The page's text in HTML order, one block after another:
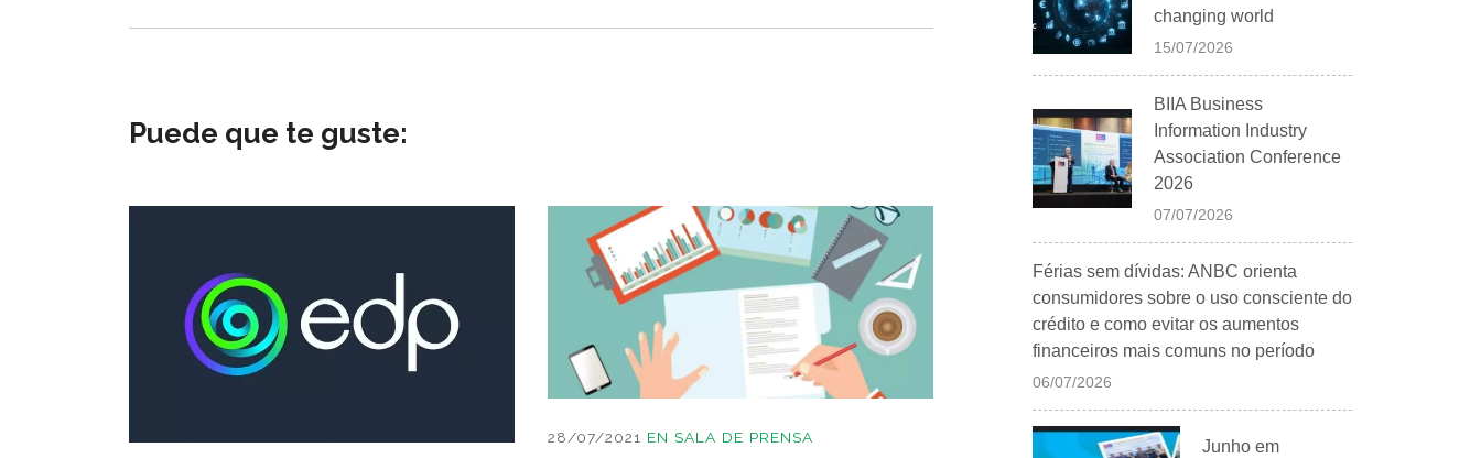
Puede que te guste:
28/07/2021 EN SALA DE PRENSA
changing world
15/07/2026
BIIA Business
Information Industry
Association Conference
2026
07/07/2026
Férias sem dívidas: ANBC orienta
consumidores sobre o uso consciente do
crédito e como evitar os aumentos
financeiros mais comuns no período
06/07/2026
Junho em